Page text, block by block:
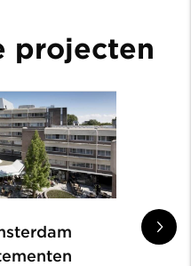
projecten